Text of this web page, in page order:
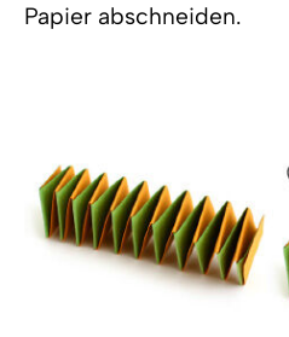
Papier abschneiden.